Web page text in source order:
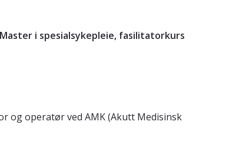
i spesialsykepleie, fasilitatorkurs
og operatør ved AMK (Akutt Medisinsk